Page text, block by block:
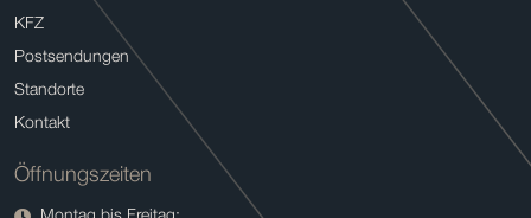
KFZ
Postsendungen
Standorte
Kontakt
Öffnungszeiten